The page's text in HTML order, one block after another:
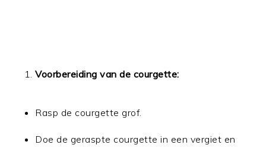
Voorbereiding van de courgette:
Rasp de courgette grof.
Doe de geraspte courgette in een vergiet en